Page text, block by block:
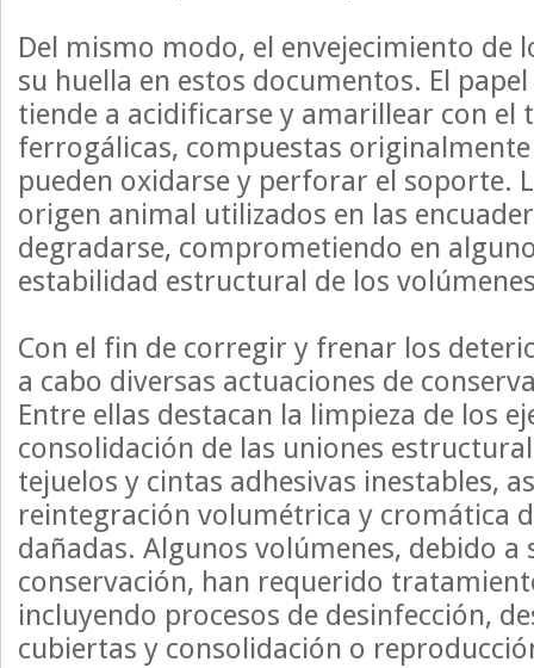
Del mismo modo, el envejecimiento de
su huella en estos documentos. El
tiende a acidificarse y amarillear con el
ferrogálicas, compuestas
pueden oxidarse y perforar el soporte.
origen animal utilizados en las
degradarse, comprometiendo en
estabilidad estructural de los
Con el fin de corregir y frenar los
a cabo diversas actuaciones de
Entre ellas destacan la limpieza de los
consolidación de las uniones
tejuelos y cintas adhesivas inestables,
reintegración volumétrica y cromática
dañadas. Algunos volúmenes, debido a
conservación, han requerido
incluyendo procesos de desinfección,
cubiertas y consolidación o